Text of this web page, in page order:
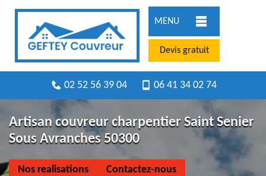
MENU
Devis gratuit
02 52 56 39 04 06 41 34 02 74
Artisan couvreur charpentier Saint Senier
Sous Avranches 50300
Nos realisations Contactez-nous